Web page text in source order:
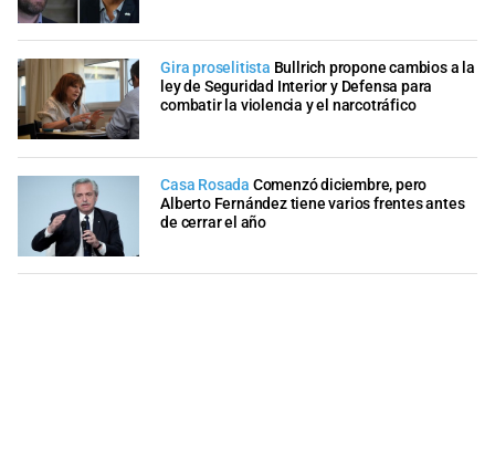
Gira proselitista Bullrich propone cambios a la
ley de Seguridad Interior y Defensa para
combatir la violencia y el narcotráfico
Casa Rosada Comenzó diciembre, pero
Alberto Fernández tiene varios frentes antes
de cerrar el año